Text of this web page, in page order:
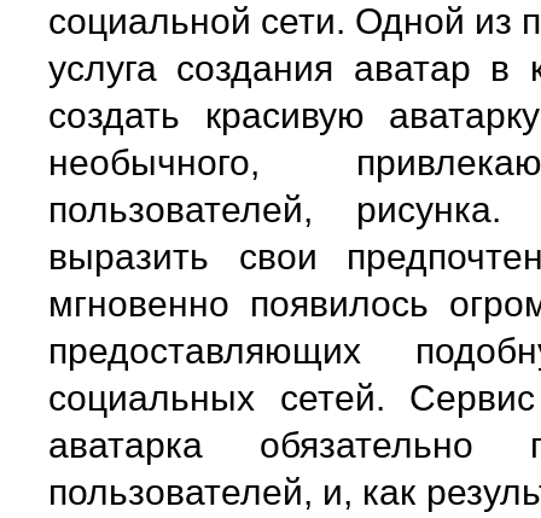
социальной сети. Одной из
услуга создания аватар в
создать красивую
необычного,
пользователей,
выразить свои
мгновенно появилось
предоставляющих
социальных сетей.
аватарка обязательно
пользователей, и, как